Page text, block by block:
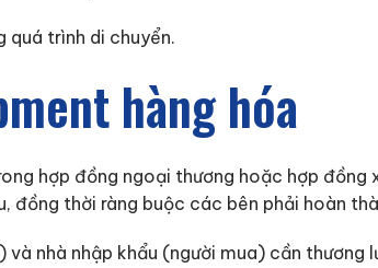
trình di chuyển.
hàng hóa
hợp đồng ngoại thương hoặc hợp đồng
đồng thời ràng buộc các bên phải hoàn
nhà nhập khẩu (người mua) cần thương